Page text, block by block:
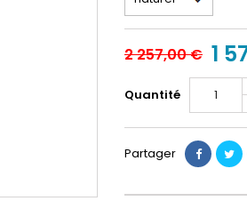
2 257,00 € 1
Quantité
Partager